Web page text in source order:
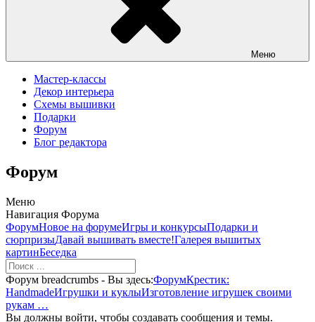
Меню
Мастер-классы
Декор интерьера
Схемы вышивки
Подарки
Форум
Блог редактора
Форум
Меню
Навигация Форума
ФорумНовое на форумеИгры и конкурсыПодарки и
сюрпризыДавай вышивать вместе!Галерея вышитых
картинБеседка
Форум breadcrumbs - Вы здесь:ФорумКрестик:
HandmadeИгрушки и куклыИзготовление игрушек своими
рукам …
Вы должны войти, чтобы создавать сообщения и темы.